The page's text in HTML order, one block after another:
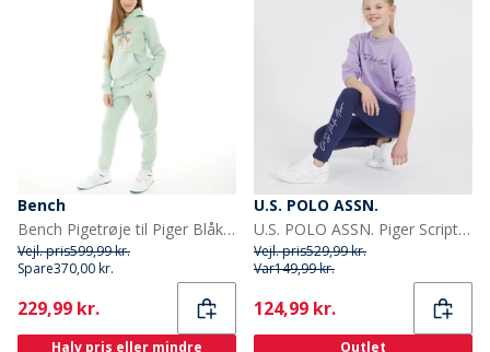
Bench
Bench Pigetrøje til Piger Blåklokke Sage
Vejl. pris599,99 kr.
Spare370,00 kr.
Current
229,99 kr.
Halv pris eller mindre
U.S. POLO ASSN.
U.S. POLO ASSN. Piger Script Træningstøj Blå
Vejl. pris529,99 kr.
Var149,99 kr.
Current
124,99 kr.
Outlet